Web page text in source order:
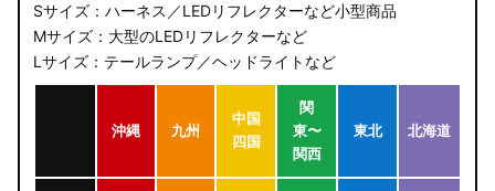
Sサイズ：ハーネス／LEDリフレクターなど小型商品
Mサイズ：大型のLEDリフレクターなど
Lサイズ：テールランプ／ヘッドライトなど
沖縄 九州
中国
四国
関
東〜
関西
東北 北海道